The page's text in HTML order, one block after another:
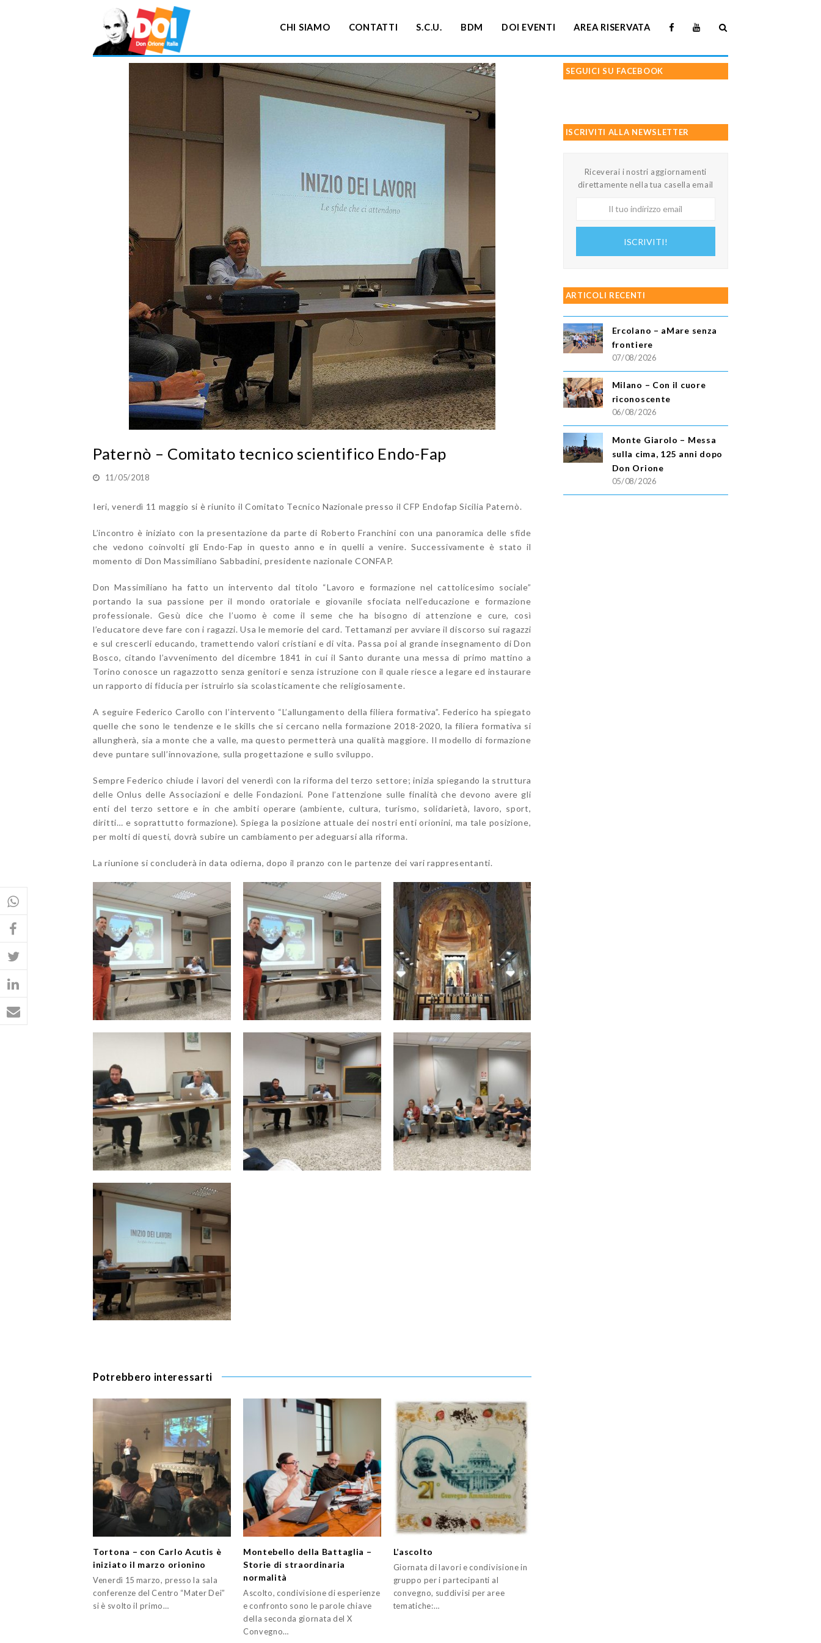
CHI SIAMO CONTATTI S.C.U. BDM DOI EVENTI AREA RISERVATA
Paternò – Comitato tecnico scientifico Endo-Fap
11/05/2018
Ieri, venerdì 11 maggio si è riunito il Comitato Tecnico Nazionale presso il CFP Endofap Sicilia Paternò.
L’incontro è iniziato con la presentazione da parte di Roberto Franchini con una panoramica delle sfide
che vedono coinvolti gli Endo-Fap in questo anno e in quelli a venire. Successivamente è stato il
momento di Don Massimiliano Sabbadini, presidente nazionale CONFAP.
Don Massimiliano ha fatto un intervento dal titolo “Lavoro e formazione nel cattolicesimo sociale”
portando la sua passione per il mondo oratoriale e giovanile sfociata nell’educazione e formazione
professionale. Gesù dice che l’uomo è come il seme che ha bisogno di attenzione e cure, così
l’educatore deve fare con i ragazzi. Usa le memorie del card. Tettamanzi per avviare il discorso sui ragazzi
e sul crescerli educando, tramettendo valori cristiani e di vita. Passa poi al grande insegnamento di Don
Bosco, citando l’avvenimento del dicembre 1841 in cui il Santo durante una messa di primo mattino a
Torino conosce un ragazzotto senza genitori e senza istruzione con il quale riesce a legare ed instaurare
un rapporto di fiducia per istruirlo sia scolasticamente che religiosamente.
A seguire Federico Carollo con l’intervento “L’allungamento della filiera formativa”. Federico ha spiegato
quelle che sono le tendenze e le skills che si cercano nella formazione 2018-2020, la filiera formativa si
allungherà, sia a monte che a valle, ma questo permetterà una qualità maggiore. Il modello di formazione
deve puntare sull’innovazione, sulla progettazione e sullo sviluppo.
Sempre Federico chiude i lavori del venerdì con la riforma del terzo settore; inizia spiegando la struttura
delle Onlus delle Associazioni e delle Fondazioni. Pone l’attenzione sulle finalità che devono avere gli
enti del terzo settore e in che ambiti operare (ambiente, cultura, turismo, solidarietà, lavoro, sport,
diritti… e soprattutto formazione). Spiega la posizione attuale dei nostri enti orionini, ma tale posizione,
per molti di questi, dovrà subire un cambiamento per adeguarsi alla riforma.
La riunione si concluderà in data odierna, dopo il pranzo con le partenze dei vari rappresentanti.
Potrebbero interessarti
Tortona – con Carlo Acutis è
iniziato il marzo orionino
Venerdì 15 marzo, presso la sala
conferenze del Centro “Mater Dei”
si è svolto il primo…
Montebello della Battaglia –
Storie di straordinaria
normalità
Ascolto, condivisione di esperienze
e confronto sono le parole chiave
della seconda giornata del X
Convegno…
L’ascolto
Giornata di lavori e condivisione in
gruppo per i partecipanti al
convegno, suddivisi per aree
tematiche:…
SEGUICI SU FACEBOOK
ISCRIVITI ALLA NEWSLETTER
Riceverai i nostri aggiornamenti
direttamente nella tua casella email
ISCRIVITI!
ARTICOLI RECENTI
Ercolano – aMare senza
frontiere
07/08/2026
Milano – Con il cuore
riconoscente
06/08/2026
Monte Giarolo – Messa
sulla cima, 125 anni dopo
Don Orione
05/08/2026